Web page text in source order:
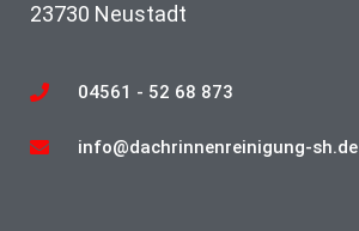
23730 Neustadt
04561 - 52 68 873
info@dachrinnenreinigung-sh.de